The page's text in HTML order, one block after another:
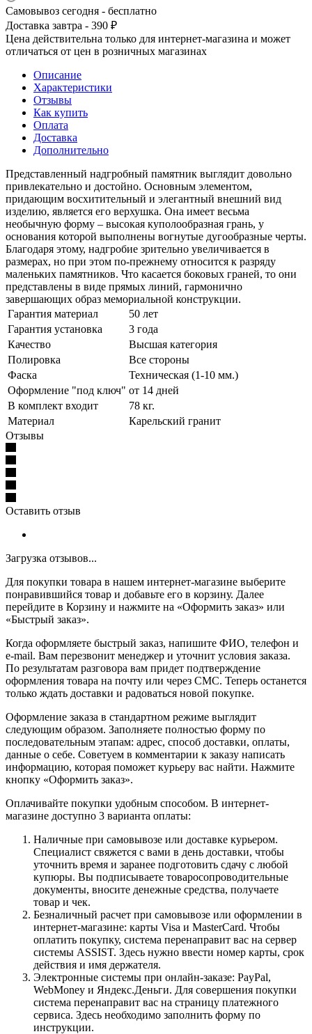
Самовывоз сегодня - бесплатно
Доставка завтра - 390 ₽
Цена действительна только для интернет-магазина и может
отличаться от цен в розничных магазинах
Описание
Характеристики
Отзывы
Как купить
Оплата
Доставка
Дополнительно
Представленный надгробный памятник выглядит довольно
привлекательно и достойно. Основным элементом,
придающим восхитительный и элегантный внешний вид
изделию, является его верхушка. Она имеет весьма
необычную форму – высокая куполообразная грань, у
основания которой выполнены вогнутые дугообразные черты.
Благодаря этому, надгробие зрительно увеличивается в
размерах, но при этом по-прежнему относится к разряду
маленьких памятников. Что касается боковых граней, то они
представлены в виде прямых линий, гармонично
завершающих образ мемориальной конструкции.
Гарантия материал
50 лет
Гарантия установка
3 года
Качество
Высшая категория
Полировка
Все стороны
Фаска
Техническая (1-10 мм.)
Оформление "под ключ" от 14 дней
В комплект входит
78 кг.
Материал
Карельский гранит
Отзывы
Оставить отзыв
Загрузка отзывов...
Для покупки товара в нашем интернет-магазине выберите
понравившийся товар и добавьте его в корзину. Далее
перейдите в Корзину и нажмите на «Оформить заказ» или
«Быстрый заказ».
Когда оформляете быстрый заказ, напишите ФИО, телефон и
e-mail. Вам перезвонит менеджер и уточнит условия заказа.
По результатам разговора вам придет подтверждение
оформления товара на почту или через СМС. Теперь останется
только ждать доставки и радоваться новой покупке.
Оформление заказа в стандартном режиме выглядит
следующим образом. Заполняете полностью форму по
последовательным этапам: адрес, способ доставки, оплаты,
данные о себе. Советуем в комментарии к заказу написать
информацию, которая поможет курьеру вас найти. Нажмите
кнопку «Оформить заказ».
Оплачивайте покупки удобным способом. В интернет-
магазине доступно 3 варианта оплаты:
Наличные при самовывозе или доставке курьером.
Специалист свяжется с вами в день доставки, чтобы
уточнить время и заранее подготовить сдачу с любой
купюры. Вы подписываете товаросопроводительные
документы, вносите денежные средства, получаете
товар и чек.
Безналичный расчет при самовывозе или оформлении в
интернет-магазине: карты Visa и MasterCard. Чтобы
оплатить покупку, система перенаправит вас на сервер
системы ASSIST. Здесь нужно ввести номер карты, срок
действия и имя держателя.
Электронные системы при онлайн-заказе: PayPal,
WebMoney и Яндекс.Деньги. Для совершения покупки
система перенаправит вас на страницу платежного
сервиса. Здесь необходимо заполнить форму по
инструкции.